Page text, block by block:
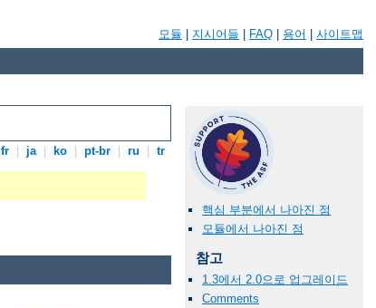
모듈 지시어들 FAQ 용어 사이트맵
fr ja ko pt-br ru tr
핵심 부분에서 나아진 점
모듈에서 나아진 점
참고
1.3에서 2.0으로 업그레이드
Comments